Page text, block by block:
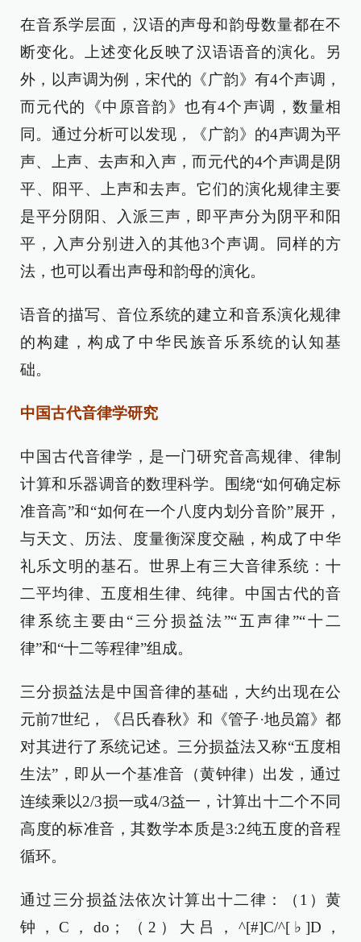
在音系学层面，汉语的声母和韵母数量都在不
断变化。上述变化反映了汉语语音的演化。另
外，以声调为例，宋代的《广韵》有4个声调，
而元代的《中原音韵》也有4个声调，数量相
同。通过分析可以发现，《广韵》的4声调为平
声、上声、去声和入声，而元代的4个声调是阴
平、阳平、上声和去声。它们的演化规律主要
是平分阴阳、入派三声，即平声分为阴平和阳
平，入声分别进入的其他3个声调。同样的方
法，也可以看出声母和韵母的演化。
语音的描写、音位系统的建立和音系演化规律
的构建，构成了中华民族音乐系统的认知基
础。
中国古代音律学研究
中国古代音律学，是一门研究音高规律、律制
计算和乐器调音的数理科学。围绕“如何确定标
准音高”和“如何在一个八度内划分音阶”展开，
与天文、历法、度量衡深度交融，构成了中华
礼乐文明的基石。世界上有三大音律系统：十
二平均律、五度相生律、纯律。中国古代的音
律系统主要由“三分损益法”“五声律”“十二
律”和“十二等程律”组成。
三分损益法是中国音律的基础，大约出现在公
元前7世纪，《吕氏春秋》和《管子·地员篇》都
对其进行了系统记述。三分损益法又称“五度相
生法”，即从一个基准音（黄钟律）出发，通过
连续乘以2/3损一或4/3益一，计算出十二个不同
高度的标准音，其数学本质是3:2纯五度的音程
循环。
通过三分损益法依次计算出十二律：（1）黄
钟，C，do；（2）大吕，^[#]C/^[♭]D，